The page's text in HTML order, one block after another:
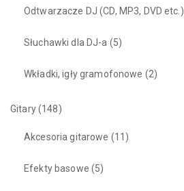
Odtwarzacze DJ (CD, MP3, DVD etc.)
Słuchawki dla DJ-a (5)
Wkładki, igły gramofonowe (2)
Gitary(148)
Akcesoria gitarowe (11)
Efekty basowe (5)